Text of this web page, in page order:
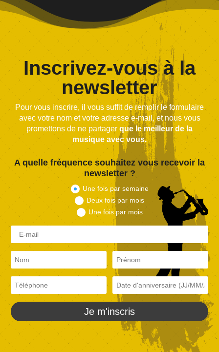
Inscrivez-vous à la
newsletter
Pour vous inscrire, il vous suffit de remplir le formulaire
avec votre nom et votre adresse e-mail, et nous vous
promettons de ne partager que le meilleur de la
musique avec vous.
A quelle fréquence souhaitez vous recevoir la
newsletter ?
Une fois par semaine
Deux fois par mois
Une fois par mois
Je m'inscris